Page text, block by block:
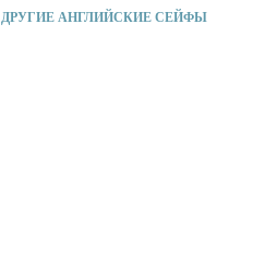
ДРУГИЕ АНГЛИЙСКИЕ СЕЙФЫ